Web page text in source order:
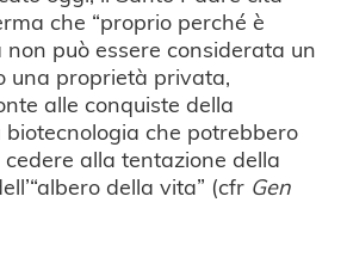
che “proprio perché è
non può essere considerata un
una proprietà privata,
alle conquiste della
che potrebbero
cedere alla tentazione della
della vita” (cfr Gen